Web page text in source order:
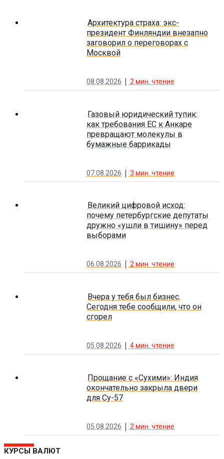
Архитектура страха: экс-
президент Финляндии внезапно
заговорил о переговорах с
Москвой
08.08.2026 2мин. чтение
Газовый юридический тупик:
как требования ЕС к Анкаре
превращают молекулы в
бумажные баррикады
07.08.2026 3 мин. чтение
Великий цифровой исход:
почему петербургские депутаты
дружно «ушли в тишину» перед
выборами
06.08.2026 2мин. чтение
Вчера у тебя был бизнес.
Сегодня тебе сообщили, что он
сгорел
05.08.2026 4мин. чтение
Прощание с «Сухими»: Индия
окончательно закрыла двери
для Су-57
05.08.2026 2мин. чтение
КУРСЫ ВАЛЮТ